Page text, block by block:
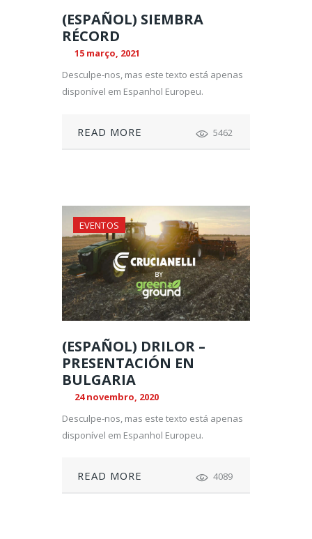
(ESPAÑOL) SIEMBRA
RÉCORD
15 março, 2021
Desculpe-nos, mas este texto está apenas
disponível em Espanhol Europeu.
READ MORE 5462
EVENTOS
(ESPAÑOL) DRILOR –
PRESENTACIÓN EN
BULGARIA
24 novembro, 2020
Desculpe-nos, mas este texto está apenas
disponível em Espanhol Europeu.
READ MORE 4089